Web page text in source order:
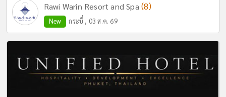
Rawi Warin Resort and Spa (8)
New กระบี่ , 03 ส.ค. 69